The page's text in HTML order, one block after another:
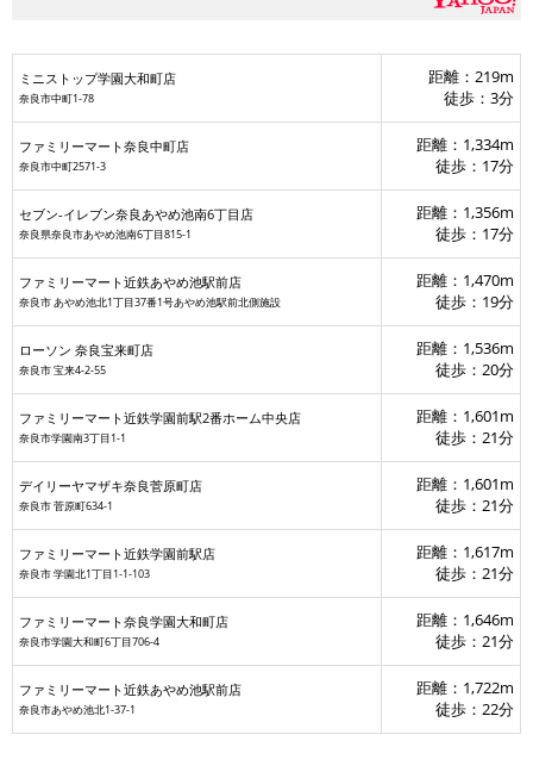
ミニストップ学園大和町店
奈良市中町1-78
距離：219m
徒歩：3分
ファミリーマート奈良中町店
奈良市中町2571-3
距離：1,334m
徒歩：17分
セブン-イレブン奈良あやめ池南6丁目店
奈良県奈良市あやめ池南6丁目815-1
距離：1,356m
徒歩：17分
ファミリーマート近鉄あやめ池駅前店
奈良市 あやめ池北1丁目37番1号あやめ池駅前北側施設
距離：1,470m
徒歩：19分
ローソン 奈良宝来町店
奈良市 宝来4‐2‐55
距離：1,536m
徒歩：20分
ファミリーマート近鉄学園前駅2番ホーム中央店
奈良市学園南3丁目1-1
距離：1,601m
徒歩：21分
デイリーヤマザキ奈良菅原町店
奈良市 菅原町634-1
距離：1,601m
徒歩：21分
ファミリーマート近鉄学園前駅店
奈良市 学園北1丁目1-1-103
距離：1,617m
徒歩：21分
ファミリーマート奈良学園大和町店
奈良市学園大和町6丁目706-4
距離：1,646m
徒歩：21分
ファミリーマート近鉄あやめ池駅前店
奈良市あやめ池北1-37-1
距離：1,722m
徒歩：22分